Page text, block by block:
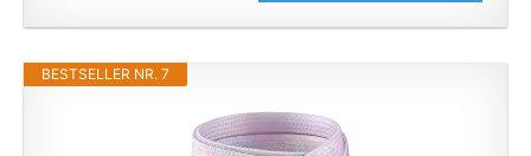
BESTSELLER NR. 7